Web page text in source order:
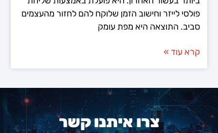
פולסי לייזר וחישוב הזמן שלוקח להם לחזור מהעצמים
סביב. התוצאה היא מפת עומק
קרא עוד »
צרו איתנו קשר